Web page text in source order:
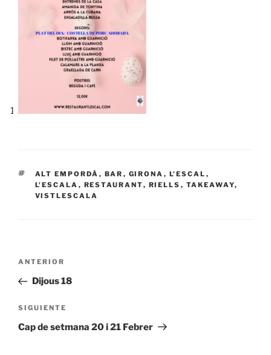
ETIQUETAS
ALT EMPORDÀ , BAR , GIRONA , L'ESCAL ,
L'ESCALA , RESTAURANT, RIELLS , TAKEAWAY,
VISTLESCALA
Navegación
entradas
Entrada
anterior:
ANTERIOR
Dijous 18
Siguiente
entrada
SIGUIENTE
Cap de setmana 20 i 21 Febrer